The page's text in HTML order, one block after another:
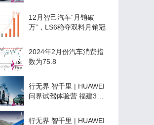
12月智己汽车“月销破
万”，LS6稳夺双料月销冠
2024年2月份汽车消费指
数为75.8
行无界 智千里 | HUAWEI
问界试驾体验营 福建3城
行无界 智千里 | HUAWEI